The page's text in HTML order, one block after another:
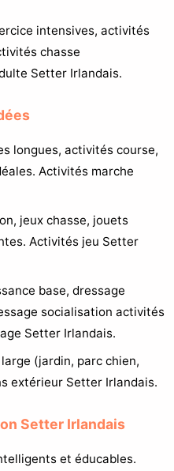
intensives, activités
chasse
Setter Irlandais.
longues, activités course,
Activités marche
jeux chasse, jouets
Activités jeu Setter
base, dressage
socialisation activités
Setter Irlandais.
(jardin, parc chien,
extérieur Setter Irlandais.
Setter Irlandais
et éducables.